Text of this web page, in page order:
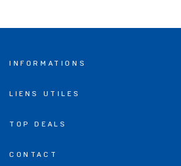
INFORMATIONS
LIENS UTILES
TOP DEALS
CONTACT